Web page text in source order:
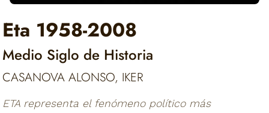
Eta 1958-2008
Medio Siglo de Historia
CASANOVA ALONSO, IKER
ETA representa el fenómeno político más